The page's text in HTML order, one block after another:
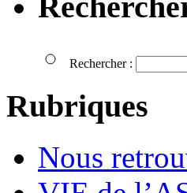
Rechercher :
Rubriques
Nous